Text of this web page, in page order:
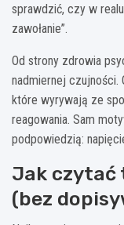
sprawdzić, czy w
zawołanie”.
Od strony zdrowia
nadmiernej czujności.
które wyrywają ze
reagowania. Sam
podpowiedzią:
Jak czytać
(bez